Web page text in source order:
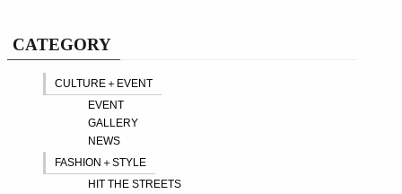
CATEGORY
CULTURE＋EVENT
EVENT
GALLERY
NEWS
FASHION＋STYLE
HIT THE STREETS